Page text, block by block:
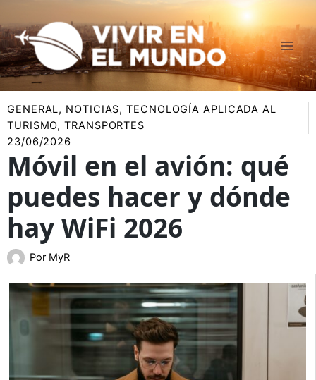
al
contenido
GENERAL, NOTICIAS,TECNOLOGÍA APLICADA AL
TURISMO,TRANSPORTES
23/06/2026
Móvil en el avión: qué
puedes hacer y dónde
hay WiFi 2026
Por MyR